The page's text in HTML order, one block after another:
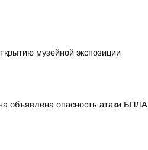
музейной экспозиции
объявлена опасность атаки БПЛА